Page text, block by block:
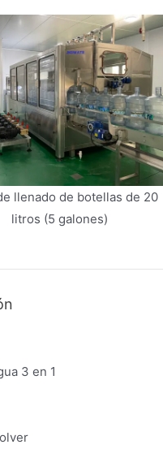
llenado de botellas de 20
litros (5 galones)
3 en 1